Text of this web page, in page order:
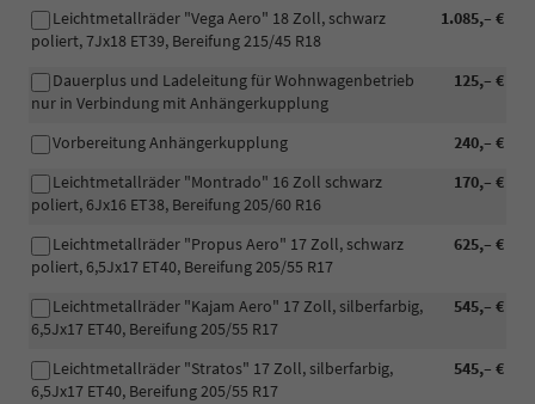
1.085,– €
Leichtmetallräder "Vega Aero" 18 Zoll, schwarz
poliert, 7Jx18 ET39, Bereifung 215/45 R18
125,– €
Dauerplus und Ladeleitung für Wohnwagenbetrieb
nur in Verbindung mit Anhängerkupplung
240,– €
Vorbereitung Anhängerkupplung
170,– €
Leichtmetallräder "Montrado" 16 Zoll schwarz
poliert, 6Jx16 ET38, Bereifung 205/60 R16
625,– €
Leichtmetallräder "Propus Aero" 17 Zoll, schwarz
poliert, 6,5Jx17 ET40, Bereifung 205/55 R17
545,– €
Leichtmetallräder "Kajam Aero" 17 Zoll, silberfarbig,
6,5Jx17 ET40, Bereifung 205/55 R17
545,– €
Leichtmetallräder "Stratos" 17 Zoll, silberfarbig,
6,5Jx17 ET40, Bereifung 205/55 R17